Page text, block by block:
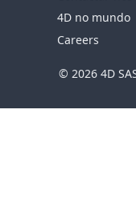
4D no mundo
Careers
© 2026 4D